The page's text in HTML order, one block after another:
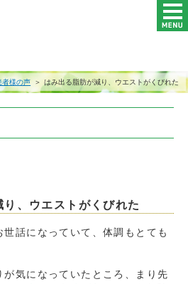
者様の声 ＞ はみ出る脂肪が減り、ウエストがくびれた
、ウエストがくびれた
話になっていて、体調もとても
気になっていたところ、まり先